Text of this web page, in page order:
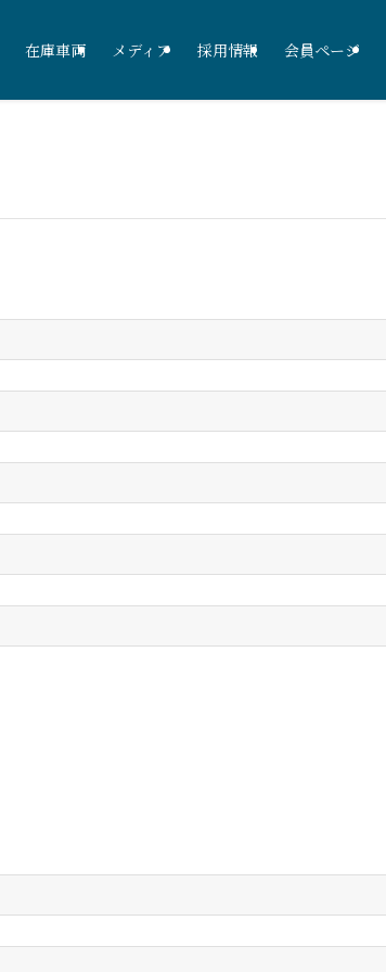
在庫車両 メディア 採用情報 会員ページ